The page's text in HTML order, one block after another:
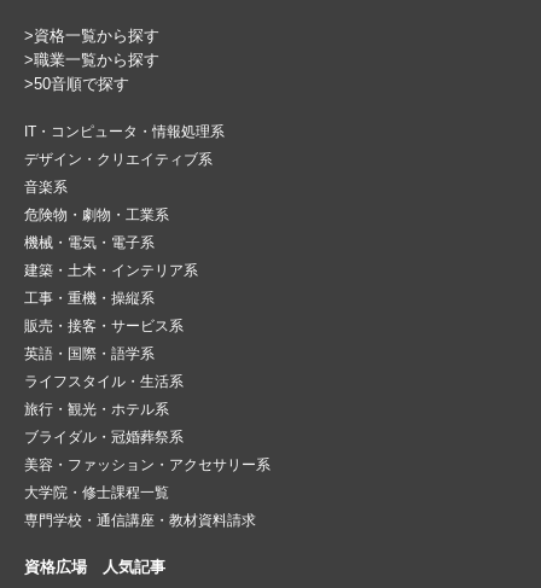
>資格一覧から探す
>職業一覧から探す
>50音順で探す
IT・コンピュータ・情報処理系
デザイン・クリエイティブ系
音楽系
危険物・劇物・工業系
機械・電気・電子系
建築・土木・インテリア系
工事・重機・操縦系
販売・接客・サービス系
英語・国際・語学系
ライフスタイル・生活系
旅行・観光・ホテル系
ブライダル・冠婚葬祭系
美容・ファッション・アクセサリー系
大学院・修士課程一覧
専門学校・通信講座・教材資料請求
資格広場 人気記事